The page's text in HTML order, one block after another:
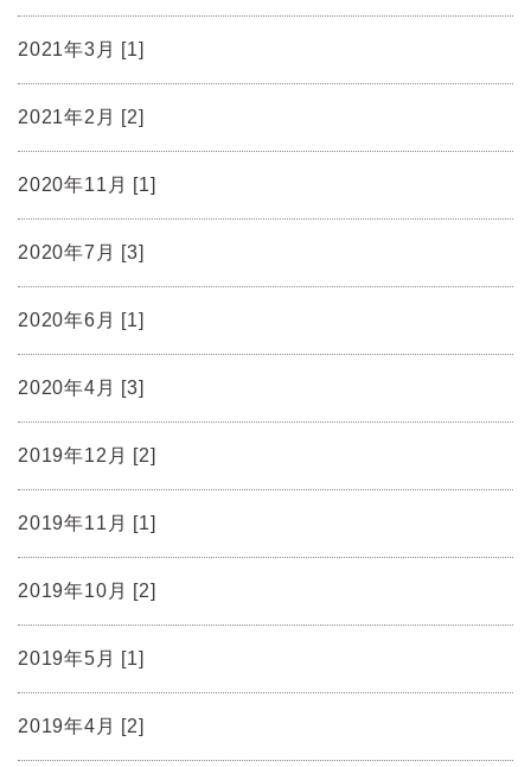
2021年3月 [1]
2021年2月 [2]
2020年11月 [1]
2020年7月 [3]
2020年6月 [1]
2020年4月 [3]
2019年12月 [2]
2019年11月 [1]
2019年10月 [2]
2019年5月 [1]
2019年4月 [2]